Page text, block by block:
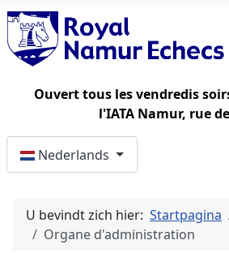
Ouvert tous les vendredis
l'IATA Namur, rue
Nederlands
U bevindt zich hier: Startpagina
Organe d'administration